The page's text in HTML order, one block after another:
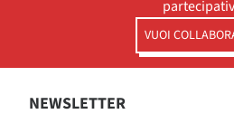
VUOI
NEWSLETTER